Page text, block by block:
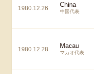
1980.12.26 China
中国代表
1980.12.28 Macau
マカオ代表